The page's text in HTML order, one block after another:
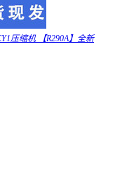
压缩机 【R290A】全新